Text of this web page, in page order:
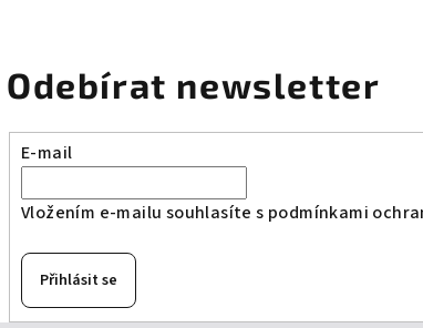
Odebírat newsletter
E-mail
Vložením e-mailu souhlasíte s podmínkami
Přihlásit se